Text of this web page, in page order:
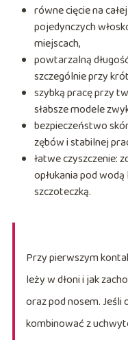
równe cięcie na
pojedynczych
miejscach,
powtarzalną
szczególnie przy
szybką pracę przy
słabsze modele
bezpieczeństwo
zębów i stabilnej
łatwe czyszczenie:
opłukania pod
szczoteczką.
Przy pierwszym
leży w dłoni i jak
oraz pod nosem. Jeśli
kombinować z